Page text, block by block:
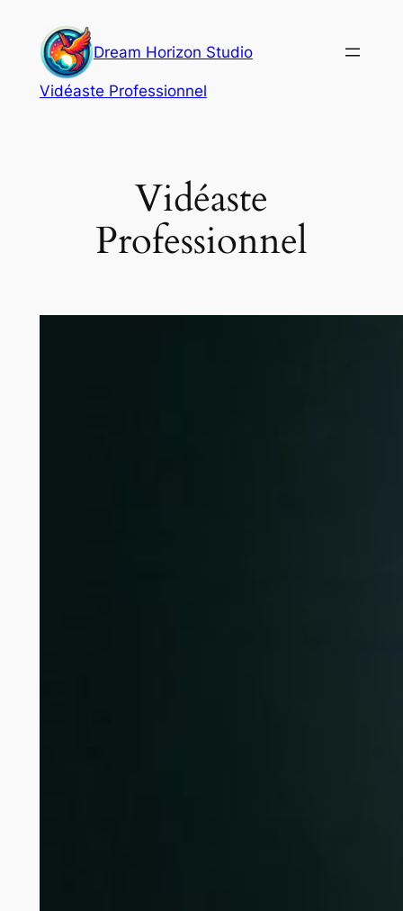
contenu
Dream Horizon Studio
Vidéaste Professionnel
Vidéaste
Professionnel